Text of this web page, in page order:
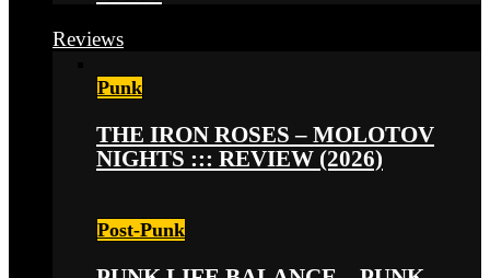
Reviews
Punk
THE IRON ROSES – MOLOTOV
NIGHTS ::: REVIEW (2026)
Post-Punk